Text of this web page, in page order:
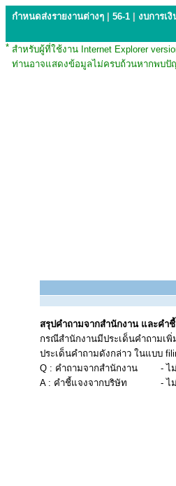
กำหนดส่งรายงานต่างๆ 56-1 งบการเงิ
* สำหรับผู้ที่ใช้งาน Internet Explorer
ท่านอาจแสดงข้อมูลไม่ครบถ้วนหากพบปั
สรุปคำถามจากสำนักงาน และคำ
กรณีสำนักงานมีประเด็นคำถามเ
ประเด็นคำถามดังกล่าว ในแบบ
Q : คำถามจากสำนักงาน
- ไ
A : คำชี้แจงจากบริษัท
- ไ